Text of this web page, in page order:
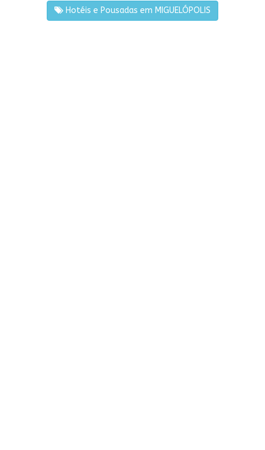
Hotéis e Pousadas em MIGUELÓPOLIS